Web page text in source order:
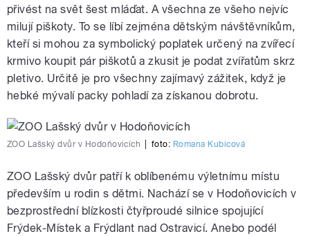
přivést na svět šest mláďat. A všechna ze všeho nejvíc
milují piškoty. To se líbí zejména dětským návštěvníkům,
kteří si mohou za symbolický poplatek určený na zvířecí
krmivo koupit pár piškotů a zkusit je podat zvířatům skrz
pletivo. Určitě je pro všechny zajímavý zážitek, když je
hebké mývalí packy pohladí za získanou dobrotu.
ZOO Lašský dvůr v Hodoňovicích foto: Romana Kubicová
ZOO Lašský dvůr patří k oblíbenému výletnímu místu
především u rodin s dětmi. Nachází se v Hodoňovicích v
bezprostřední blízkosti čtyřproudé silnice spojující
Frýdek-Místek a Frýdlant nad Ostravicí. Anebo podél